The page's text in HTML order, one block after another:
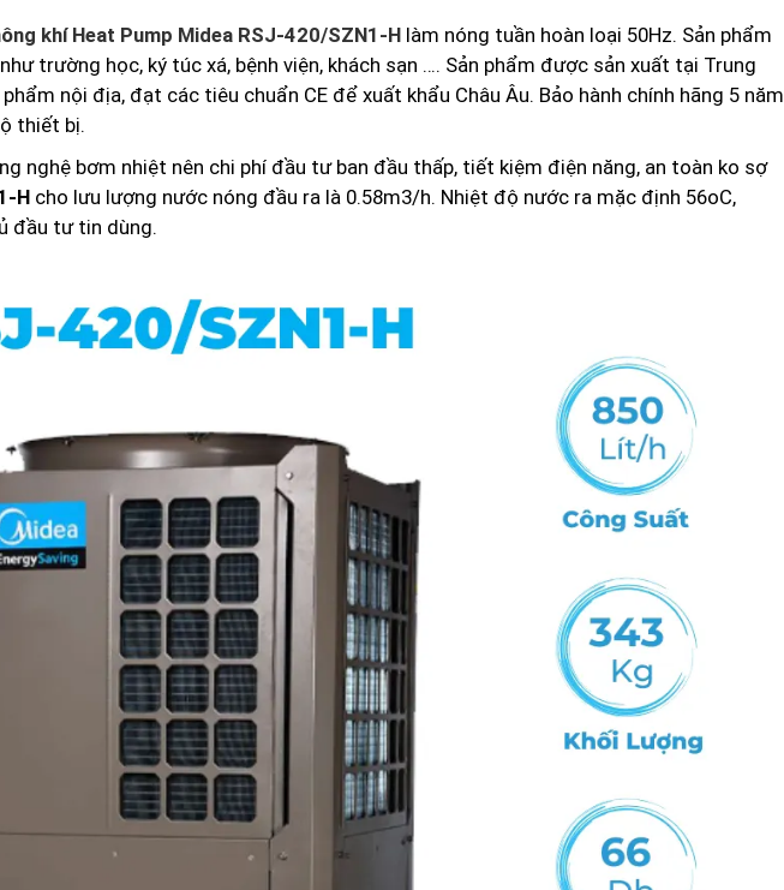
khí Heat Pump Midea RSJ-420/SZN1-H làm nóng tuần hoàn loại 50Hz. Sản phẩm
trường học, ký túc xá, bệnh viện, khách sạn …. Sản phẩm được sản xuất tại Trung
nội địa, đạt các tiêu chuẩn CE để xuất khẩu Châu Âu. Bảo hành chính hãng 5 năm
thiết bị.
nghệ bơm nhiệt nên chi phí đầu tư ban đầu thấp, tiết kiệm điện năng, an toàn ko sợ
H cho lưu lượng nước nóng đầu ra là 0.58m3/h. Nhiệt độ nước ra mặc định 56oC,
đầu tư tin dùng.